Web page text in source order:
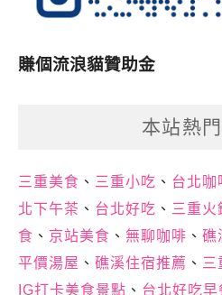
賺個流浪貓贊助金
本站熱
三重美食 、 三重小吃 、 台北咖
北下午茶 、 台北好吃 、 三重火
食 、 京站美食 、 無聊咖啡 、 礁
平價湯屋 、 礁溪住宿推薦 、 三
IG打卡美食景點 、 台北好吃早